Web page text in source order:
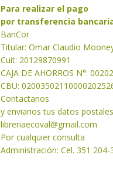
Para realizar el pago
por transferencia
BanCor
Titular: Omar Claudio
Cuit: 20129870991
CAJA DE AHORROS N°:
CBU:
Contactanos
y envianos tus datos
libreriaecoval@gmail.com
Por cualquier consulta
Administración: Cel. 351 204-